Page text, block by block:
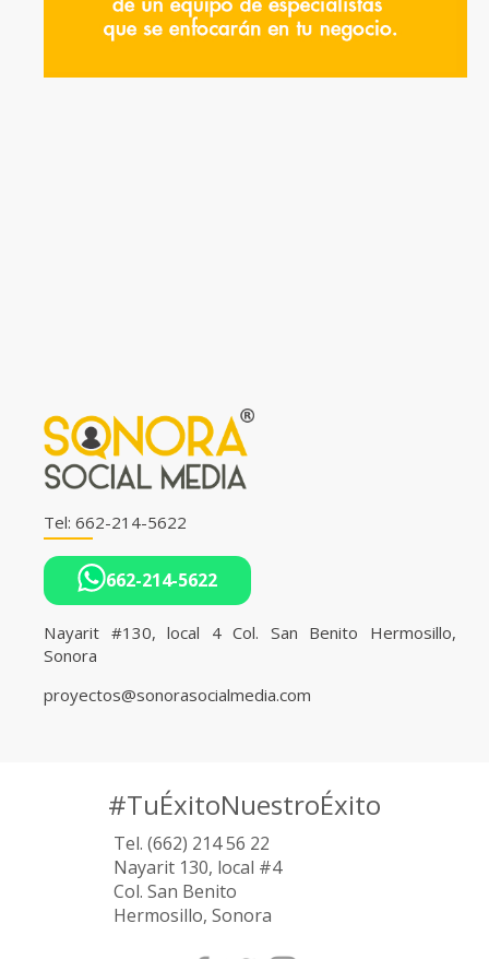
Tel: 662-214-5622
662-214-5622
Nayarit #130, local 4Col. San Benito Hermosillo,
Sonora
proyectos@sonorasocialmedia.com
#TuÉxitoNuestroÉxito
Tel. (662) 214 56 22
Nayarit 130, local #4
Col. San Benito
Hermosillo, Sonora